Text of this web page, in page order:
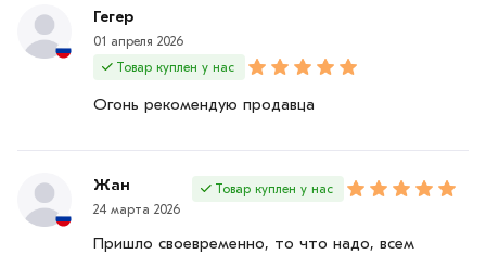
Гегер
01 апреля 2026
Товар куплен у нас
Огонь рекомендую продавца
Жан
24 марта 2026
Товар куплен у нас
Пришло своевременно, то что надо, всем